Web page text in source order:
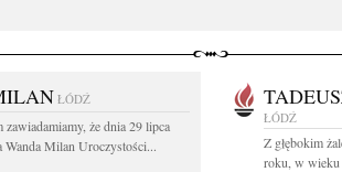
ŁÓDŹ
zawiadamiamy, że dnia 29 lipca
Wanda Milan Uroczystości...
ŁÓDŹ
Z głębokim
roku, w wieku